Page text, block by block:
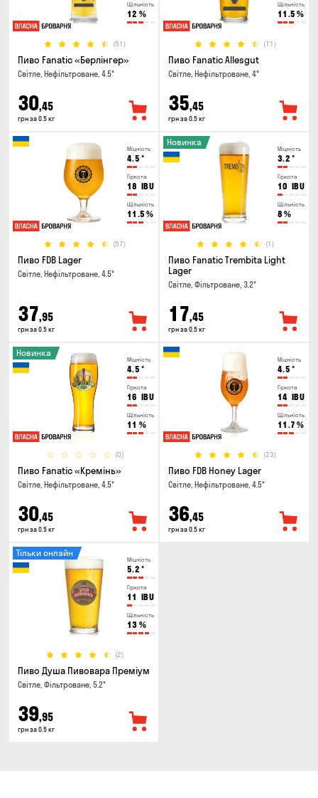
Щільність
12 %
(51)
Пиво Fanatic «Берлінгер»
Світле, Нефільтроване, 4.5°
30,45
грн за 0.5 кг
Щільність
11.5 %
(71)
Пиво Fanatic Allesgut
Світле, Нефільтроване, 4°
35,45
грн за 0.5 кг
Міцність
4.5 °
Гіркота
18 IBU
Щільність
11.5 %
(57)
Пиво FDB Lager
Світле, Нефільтроване, 4.5°
37,95
грн за 0.5 кг
Міцність
3.2 °
Гіркота
10 IBU
Щільність
8 %
(1)
Новинка
Пиво Fanatic Trembita Light
Lager
Світле, Фільтроване, 3.2°
17,45
грн за 0.5 кг
Міцність
4.5 °
Гіркота
16 IBU
Щільність
11 %
(0)
Новинка
Пиво Fanatic «Кремінь»
Світле, Нефільтроване, 4.5°
30,45
грн за 0.5 кг
Міцність
4.5 °
Гіркота
14 IBU
Щільність
11.7 %
(23)
Пиво FDB Honey Lager
Світле, Нефільтроване, 4.5°
36,45
грн за 0.5 кг
Міцність
5.2 °
Гіркота
11 IBU
Щільність
13 %
(2)
Тільки онлайн
Пиво Душа Пивовара Преміум
Світле, Фільтроване, 5.2°
39,95
грн за 0.5 кг